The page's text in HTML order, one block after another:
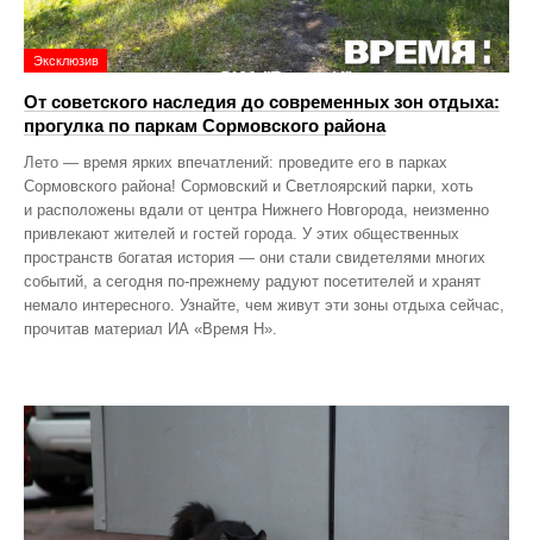
Эксклюзив
От советского наследия до современных зон отдыха:
прогулка по паркам Сормовского района
Лето — время ярких впечатлений: проведите его в парках
Сормовского района! Сормовский и Светлоярский парки, хоть
и расположены вдали от центра Нижнего Новгорода, неизменно
привлекают жителей и гостей города. У этих общественных
пространств богатая история — они стали свидетелями многих
событий, а сегодня по‑прежнему радуют посетителей и хранят
немало интересного. Узнайте, чем живут эти зоны отдыха сейчас,
прочитав материал ИА «Время Н».